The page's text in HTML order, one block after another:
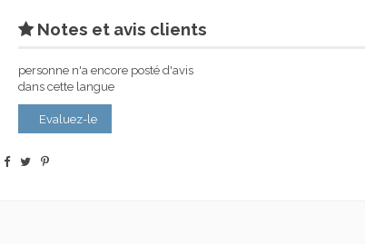
Notes et avis clients
personne n'a encore posté d'avis
dans cette langue
Evaluez-le